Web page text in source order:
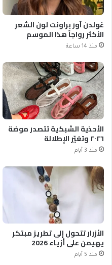
غولدن آور براونت لون الشعر
الأكثر رواجاً هذا الموسم
منذ 14 ساعة
الأحذية الشبكية تتصدر موضة
٢٠٢٦ وتغيّر الإطلالة
منذ 3 أيام
الأزرار تتحول إلى تطريز مبتكر
يهيمن على أزياء 2026
منذ 5 أيام